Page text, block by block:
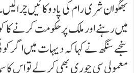
بھگوان شری رام کی پادوکائیں چرا
میں رہنے اور ملک پر حکومت کرنے
سنجے سنگھ نے کہا کہ دیہات میں اگر
معمولی سی چوری بھی کر لے تو اس کا